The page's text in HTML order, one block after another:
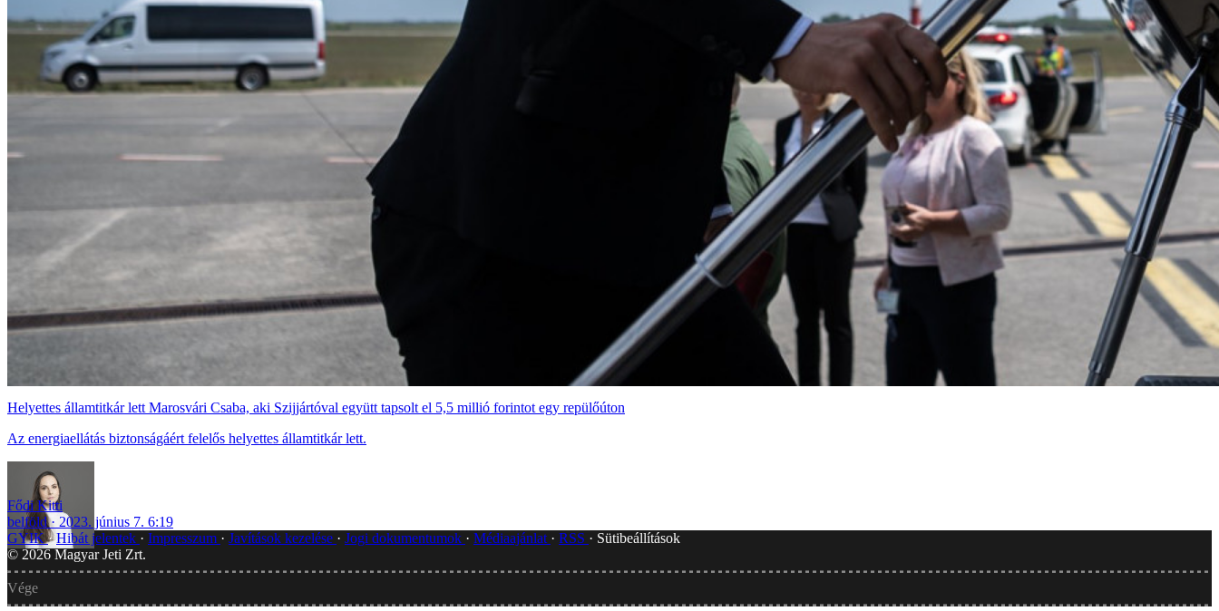
Helyettes államtitkár lett Marosvári Csaba, aki Szijjártóval együtt tapsolt el 5,5 millió forintot egy repülőúton
Az energiaellátás biztonságáért felelős helyettes államtitkár lett.
Fődi Kitti
belföld
2023. június 7. 6:19
GYIK Hibát jelentek Impresszum Javítások kezelése Jogi dokumentumok Médiaajánlat RSS
Sütibeállítások
© 2026 Magyar Jeti Zrt.
Vége